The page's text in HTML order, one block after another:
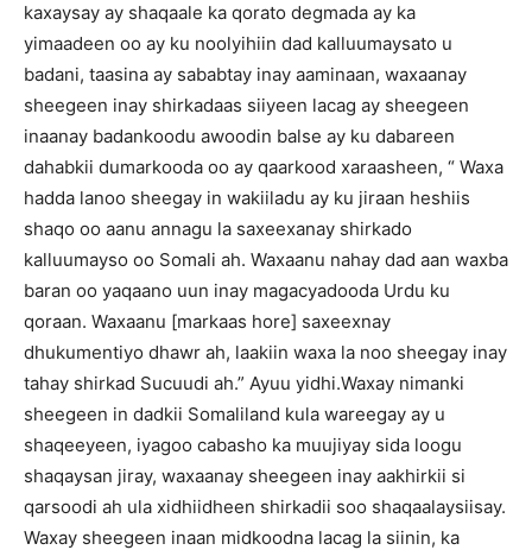
kaxaysay ay shaqaale ka qorato degmada ay ka
yimaadeen oo ay ku noolyihiin dad kalluumaysato u
badani, taasina ay sababtay inay aaminaan, waxaanay
sheegeen inay shirkadaas siiyeen lacag ay sheegeen
inaanay badankoodu awoodin balse ay ku dabareen
dahabkii dumarkooda oo ay qaarkood xaraasheen, “ Waxa
hadda lanoo sheegay in wakiiladu ay ku jiraan heshiis
shaqo oo aanu annagu la saxeexanay shirkado
kalluumayso oo Somali ah. Waxaanu nahay dad aan waxba
baran oo yaqaano uun inay magacyadooda Urdu ku
qoraan. Waxaanu [markaas hore] saxeexnay
dhukumentiyo dhawr ah, laakiin waxa la noo sheegay inay
tahay shirkad Sucuudi ah.” Ayuu yidhi.Waxay nimanki
sheegeen in dadkii Somaliland kula wareegay ay u
shaqeeyeen, iyagoo cabasho ka muujiyay sida loogu
shaqaysan jiray, waxaanay sheegeen inay aakhirkii si
qarsoodi ah ula xidhiidheen shirkadii soo shaqaalaysiisay.
Waxay sheegeen inaan midkoodna lacag la siinin, ka